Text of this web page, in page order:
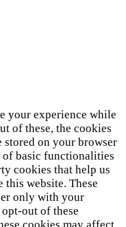
your experience while
of these, the cookies
stored on your browser
of basic functionalities
cookies that help us
this website. These
only with your
out of these
cookies may affect